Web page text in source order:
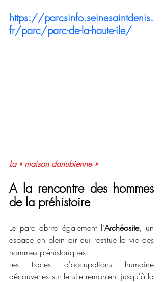
https://parcsinfo.seinesaintdenis.
fr/parc/parc-de-la-haute-ile/
La « maison danubienne »
A la rencontre des hommes
de la préhistoire
Le parc abrite également l’Archéosite, un
espace en plein air qui restitue la vie des
hommes préhistoriques.
Les traces d'occupations humaine
découvertes sur le site remontent jusqu'à la